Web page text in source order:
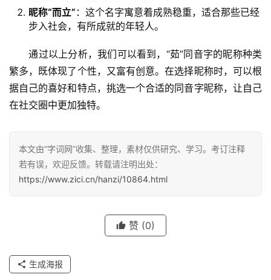
汉
字
词
昵称“而立” ：这个名字寓意着成熟稳重，适合那些已经
步入社会，有所成就的年轻人。
通过以上分析，我们可以看到，“茹”同音字的昵称种类
繁多，既体现了个性，又富有创意。在选择昵称时，可以根
据自己的喜好和特点，挑选一个合适的同音字昵称，让自己
在社交圈中更加独特。
本文由“字词网”收集、整理，素材仅供研究、学习。考订注释
若有误，欢迎反馈。转载请注明出处：
https://www.zici.cn/hanzi/10864.html
赞 (0)
生成海报